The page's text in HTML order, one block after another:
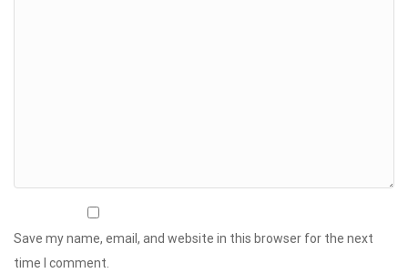
Save my name, email, and website in this browser for the next
time I comment.